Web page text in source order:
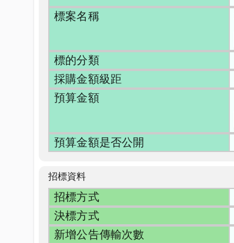
標案名稱
標的分類
採購金額級距
預算金額
預算金額是否公開
招標資料
招標方式
決標方式
新增公告傳輸次數